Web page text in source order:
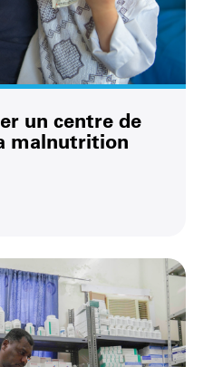
un centre de
malnutrition